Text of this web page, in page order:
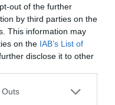
out of the further
by third parties on the
This information may
on the IAB’s List of
disclose it to other
Outs
ομιλίες,
τα λόγια σου
από το πλαίσιο